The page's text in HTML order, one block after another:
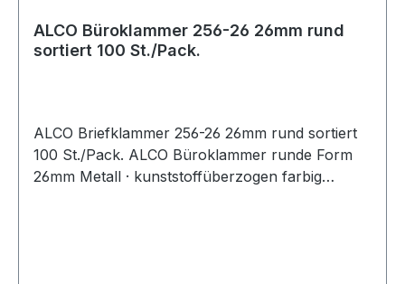
ALCO Büroklammer 256-26 26mm rund
sortiert 100 St./Pack.
ALCO Briefklammer 256-26 26mm rund sortiert
100 St./Pack. ALCO Büroklammer runde Form
26mm Metall · kunststoffüberzogen farbig